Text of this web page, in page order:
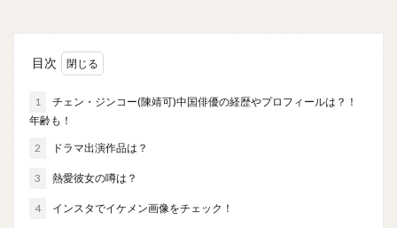
目次
1
チェン・ジンコー(陳靖可)中国俳優の経歴やプロフィールは？！
年齢も！
2 ドラマ出演作品は？
3 熱愛彼女の噂は？
4 インスタでイケメン画像をチェック！